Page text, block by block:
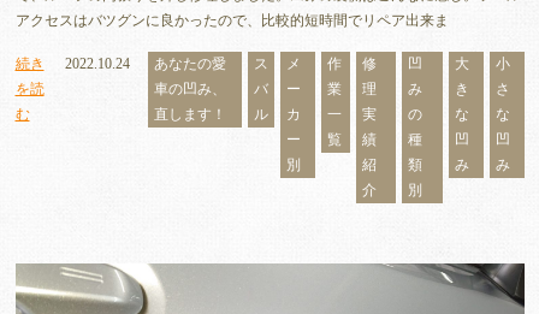
アクセスはバツグンに良かったので、比較的短時間でリペア出来ま
続き
を読
む
2022.10.24
あなたの愛
車の凹み、
直します！
ス
バ
ル
メ
ー
カ
ー
別
作
業
一
覧
修
理
実
績
紹
介
凹
み
の
種
類
別
大
き
な
凹
み
小
さ
な
凹
み